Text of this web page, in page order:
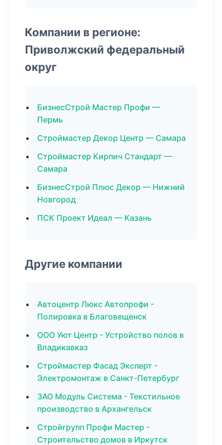
Компании в регионе:
Приволжский федеральный
округ
БизнесСтрой Мастер Профи —
Пермь
Строймастер Декор Центр — Самара
Строймастер Кирпич Стандарт —
Самара
БизнесСтрой Плюс Декор — Нижний
Новгород
ПСК Проект Идеал — Казань
Другие компании
Автоцентр Люкс Автопрофи -
Полировка в Благовещенск
ООО Уют Центр - Устройство полов в
Владикавказ
Строймастер Фасад Эксперт -
Электромонтаж в Санкт-Петербург
ЗАО Модуль Система - Текстильное
производство в Архангельск
Стройгрупп Профи Мастер -
Строительство домов в Иркутск